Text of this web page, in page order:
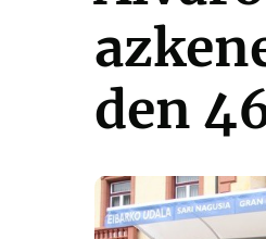
den